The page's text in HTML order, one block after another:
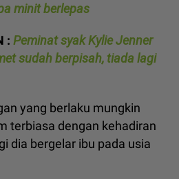
minit berlepas
: Peminat syak Kylie Jenner
sudah berpisah, tiada lagi
yang berlaku mungkin
terbiasa dengan kehadiran
dia bergelar ibu pada usia